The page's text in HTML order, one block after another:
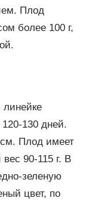
Плод
более 100 г,
130 дней.
см. Плод имеет
90-115 г. В
зеленую
цвет, по